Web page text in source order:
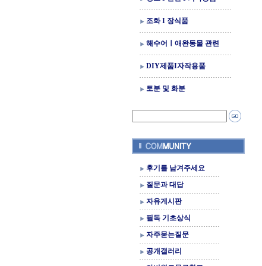
조화 I 장식품
해수어ㅣ애완동물 관련
DIY제품I자작용품
토분 및 화분
후기를 남겨주세요
질문과 대답
자유게시판
필독 기초상식
자주묻는질문
공개갤러리